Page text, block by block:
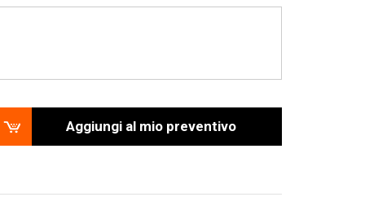
Aggiungi al mio preventivo